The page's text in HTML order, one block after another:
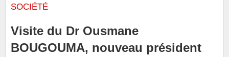
SOCIÉTÉ
Visite du Dr Ousmane
BOUGOUMA, nouveau président